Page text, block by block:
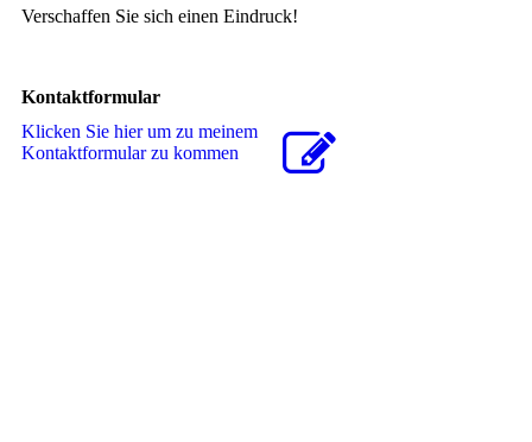
Verschaffen Sie sich einen Eindruck!
Kontaktformular
Klicken Sie hier um zu meinem
Kon­takt­for­mu­lar zu kommen